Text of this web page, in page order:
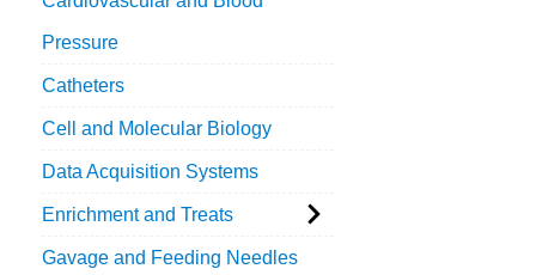
Pressure
Catheters
Cell and Molecular Biology
Data Acquisition Systems
Enrichment and Treats
Gavage and Feeding Needles